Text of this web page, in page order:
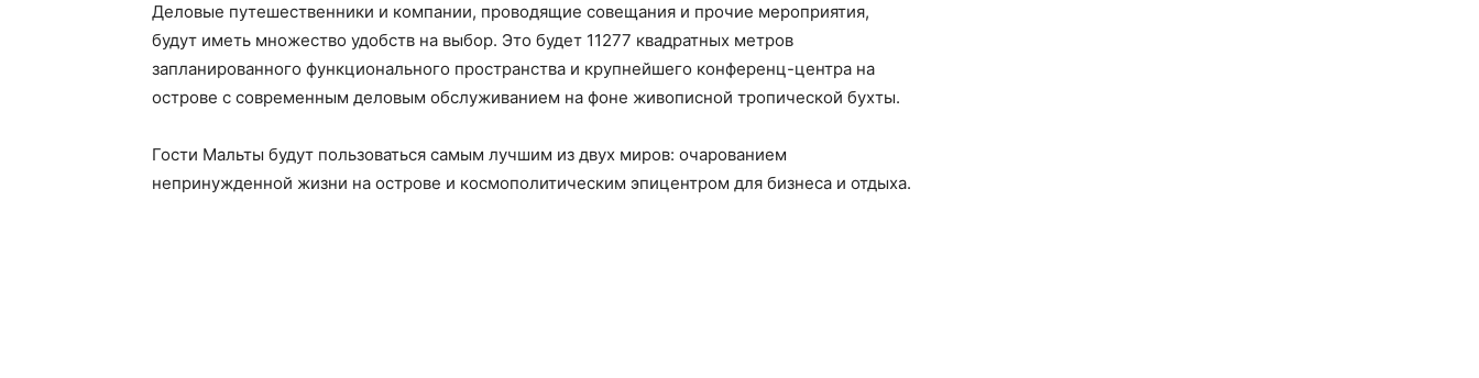
Деловые путешественники и компании, проводящие совещания и прочие мероприятия,
будут иметь множество удобств на выбор. Это будет 11277 квадратных метров
запланированного функционального пространства и крупнейшего конференц-центра на
острове с современным деловым обслуживанием на фоне живописной тропической бухты.
Гости Мальты будут пользоваться самым лучшим из двух миров: очарованием
непринужденной жизни на острове и космополитическим эпицентром для бизнеса и отдыха.